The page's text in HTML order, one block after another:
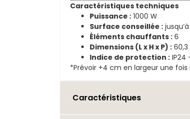
Caractéristiques techniques
Puissance : 1000 W
Surface conseillée :
Éléments chauffants : 6
Dimensions (L x H x P) :
Indice de protection : IP24
*Prévoir +4 cm en largeur une fois
Caractéristiques